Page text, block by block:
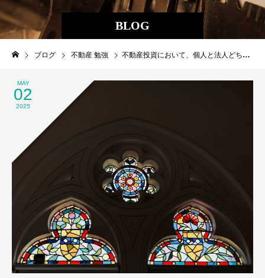
BLOG
ブログ 不動産 勉強 不動産投資において、個人と法人どちらの名義で買ったら良いのか？
MAY
02
2025